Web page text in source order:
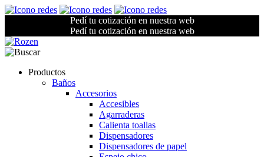
Pedí tu cotización en nuestra web
Pedí tu cotización en nuestra web
Productos
Baños
Accesorios
Accesibles
Agarraderas
Calienta toallas
Dispensadores
Dispensadores de papel